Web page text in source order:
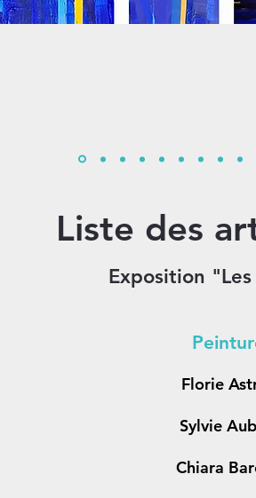
Liste des
Exposition
Florie
Sylvie
Chiara